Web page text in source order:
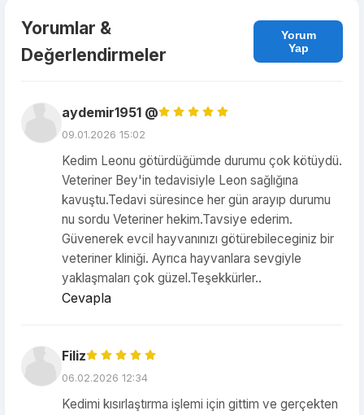
Yorumlar &
Değerlendirmeler
Yorum
Yap
aydemir1951 @
09.01.2026 15:02
Kedim Leonu götürdüğümde durumu çok kötüydü.
Veteriner Bey'in tedavisiyle Leon sağlığına
kavuştu.Tedavi süresince her gün arayıp durumu
nu sordu Veteriner hekim.Tavsiye ederim.
Güvenerek evcil hayvanınızı götürebileceginiz bir
veteriner kliniği. Ayrıca hayvanlara sevgiyle
yaklaşmaları çok güzel.Teşekkürler..
Cevapla
Filiz
06.02.2026 12:34
Kedimi kısırlaştırma işlemi için gittim ve gerçekten